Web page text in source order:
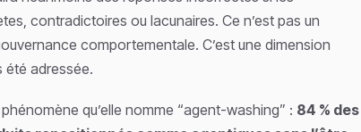
contradictoires ou lacunaires. Ce n’est pas un
comportementale. C’est une dimension
été adressée.
qu’elle nomme “agent-washing” : 84 % des